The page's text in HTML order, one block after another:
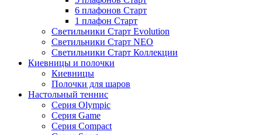
6 плафонов Старт
1 плафон Старт
Светильники Старт Evolution
Светильники Старт NEO
Светильники Старт Коллекции
Киевницы и полочки
Киевницы
Полочки для шаров
Настольный теннис
Серия Olympic
Серия Game
Серия Compact